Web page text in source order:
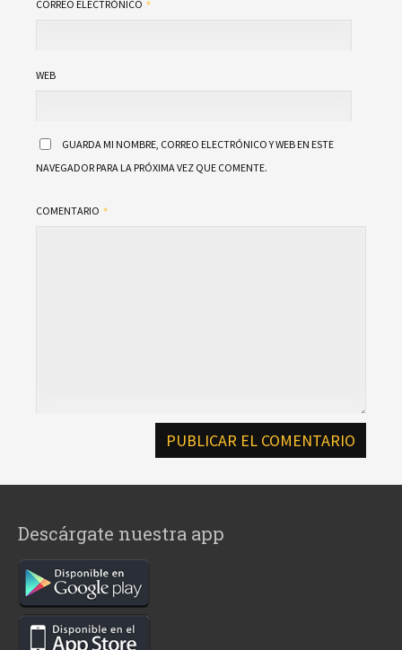
CORREO ELECTRÓNICO
WEB
GUARDA MI NOMBRE, CORREO ELECTRÓNICO Y WEB EN ESTE
NAVEGADOR PARA LA PRÓXIMA VEZ QUE COMENTE.
COMENTARIO
Descárgate nuestra app